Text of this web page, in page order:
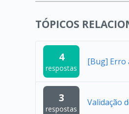
TÓPICOS
4
respostas
[Bug] Erro
3
respostas
Validação